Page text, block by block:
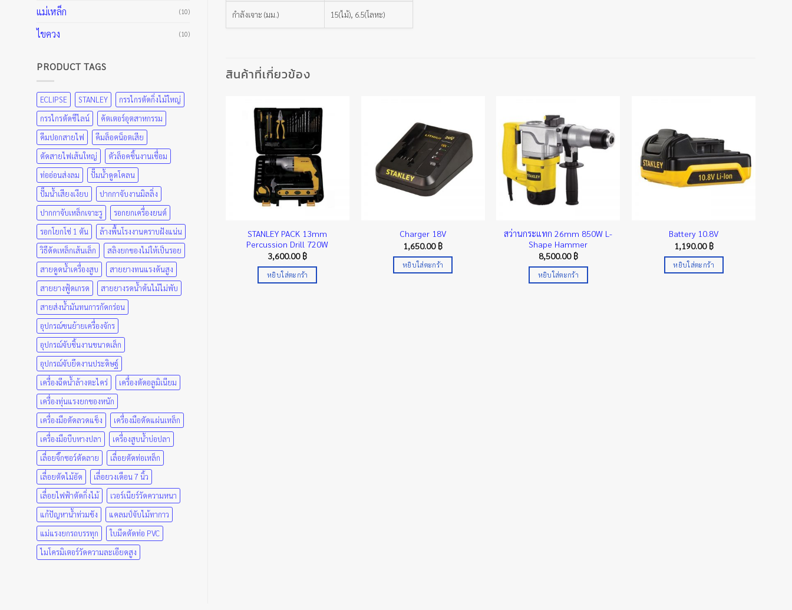
แม่เหล็ก (10)
ไขควง (10)
PRODUCT TAGS
ECLIPSE STANLEY
กรรไกรตัดกิ่งไม้ใหญ่
กรรไกรตัดซีไลน์
คัตเตอร์อุตสาหกรรม
คีมปอกสายไฟ
คีมล็อคน็อตเสีย
ตัดสายไฟเส้นใหญ่
ตัวล็อคชิ้นงานเชื่อม
ท่ออ่อนส่งลม
ปั๊มน้ำดูดโคลน
ปั๊มน้ำเสียงเงียบ
ปากกาจับงานมิลลิ่ง
ปากกาจับเหล็กเจาะรู
รอกยกเครื่องยนต์
รอกโยกโซ่ 1 ตัน
ล้างพื้นโรงงานคราบฝังแน่น
วิธีดัดเหล็กเส้นเล็ก
สลิงยกของไม่ให้เป็นรอย
สายดูดน้ำเครื่องสูบ
สายยางทนแรงดันสูง
สายยางฟู้ดเกรด
สายยางรดน้ำต้นไม้ไม่พับ
สายส่งน้ำมันทนการกัดกร่อน
อุปกรณ์ขนย้ายเครื่องจักร
อุปกรณ์จับชิ้นงานขนาดเล็ก
อุปกรณ์จับยึดงานประดิษฐ์
เครื่องฉีดน้ำล้างตะไคร่
เครื่องตัดอลูมิเนียม
เครื่องทุ่นแรงยกของหนัก
เครื่องมือตัดลวดแข็ง
เครื่องมือตัดแผ่นเหล็ก
เครื่องมือบีบหางปลา
เครื่องสูบน้ำบ่อปลา
เลื่อยจิ๊กซอว์ตัดลาย
เลื่อยตัดท่อเหล็ก
เลื่อยตัดไม้อัด
เลื่อยวงเดือน 7 นิ้ว
เลื่อยไฟฟ้าตัดกิ่งไม้
เวอร์เนียร์วัดความหนา
แก้ปัญหาน้ำท่วมขัง
แคลมป์จับไม้ทากาว
แม่แรงยกรถบรรทุก
ใบมีดตัดท่อ PVC
ไมโครมิเตอร์วัดความละเอียดสูง
กำลังเจาะ (มม.) 15(ไม้), 6.5(โลหะ)
สินค้าที่เกี่ยวข้อง
STANLEY PACK 13mm
Percussion Drill 720W
3,600.00 ฿
หยิบใส่ตะกร้า
Charger 18V
1,650.00 ฿
หยิบใส่ตะกร้า
สว่านกระแทก 26mm 850W L-
Shape Hammer
8,500.00 ฿
หยิบใส่ตะกร้า
Battery 10.8V
1,190.00 ฿
หยิบใส่ตะกร้า
10mm Drill 400W
บใส่ตะกร้า
สว่านกระแทก 5 KG demolition
1,010W
8,790.00฿
หยิบใส่ตะกร้า